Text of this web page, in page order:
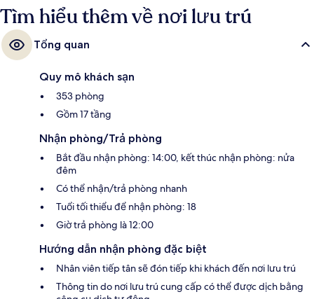
phút và Ga Vườn Dự Viên 7 phút.
Tìm hiểu thêm về nơi lưu trú
Tổng quan
Quy mô khách sạn
353 phòng
Gồm 17 tầng
Nhận phòng/Trả phòng
Bắt đầu nhận phòng: 14:00, kết thúc nhận phòng: nửa
đêm
Có thể nhận/trả phòng nhanh
Tuổi tối thiểu để nhận phòng: 18
Giờ trả phòng là 12:00
Hướng dẫn nhận phòng đặc biệt
Nhân viên tiếp tân sẽ đón tiếp khi khách đến nơi lưu trú
Thông tin do nơi lưu trú cung cấp có thể được dịch bằng